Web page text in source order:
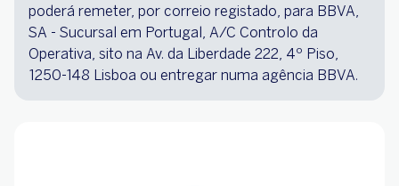
poderá remeter, por correio registado, para BBVA,
SA - Sucursal em Portugal, A/C Controlo da
Operativa, sito na Av. da Liberdade 222, 4º Piso,
1250-148 Lisboa ou entregar numa agência BBVA.